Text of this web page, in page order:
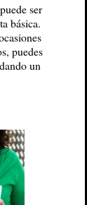
ser
básica.
puedes
un